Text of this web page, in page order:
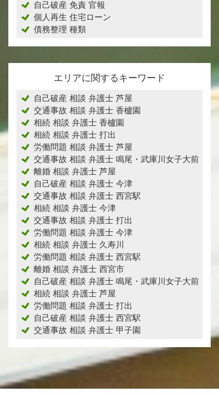
自己破産 免責 官報
個人再生 住宅ローン
債務整理 種類
エリアに関するキーワード
自己破産 相談 弁護士 芦屋
交通事故 相談 弁護士 香櫨園
相続 相談 弁護士 香櫨園
相続 相談 弁護士 打出
労働問題 相談 弁護士 芦屋
交通事故 相談 弁護士 鳴尾・武庫川女子大前
離婚 相談 弁護士 芦屋
自己破産 相談 弁護士 今津
交通事故 相談 弁護士 西宮駅
相続 相談 弁護士 今津
交通事故 相談 弁護士 打出
労働問題 相談 弁護士 今津
相続 相談 弁護士 久寿川
労働問題 相談 弁護士 西宮駅
離婚 相談 弁護士 西宮市
自己破産 相談 弁護士 鳴尾・武庫川女子大前
相続 相談 弁護士 芦屋
労働問題 相談 弁護士 打出
自己破産 相談 弁護士 西宮駅
交通事故 相談 弁護士 甲子園